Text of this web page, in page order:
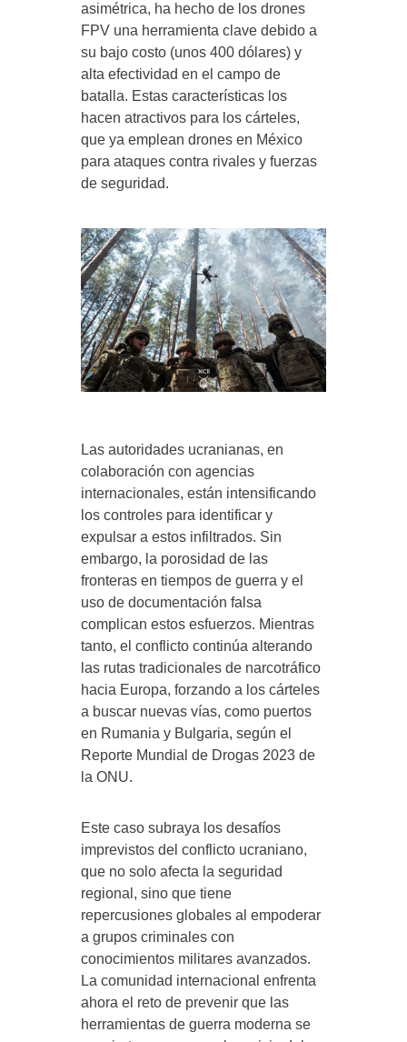
asimétrica, ha hecho de los drones
FPV una herramienta clave debido a
su bajo costo (unos 400 dólares) y
alta efectividad en el campo de
batalla. Estas características los
hacen atractivos para los cárteles,
que ya emplean drones en México
para ataques contra rivales y fuerzas
de seguridad.
Las autoridades ucranianas, en
colaboración con agencias
internacionales, están intensificando
los controles para identificar y
expulsar a estos infiltrados. Sin
embargo, la porosidad de las
fronteras en tiempos de guerra y el
uso de documentación falsa
complican estos esfuerzos. Mientras
tanto, el conflicto continúa alterando
las rutas tradicionales de narcotráfico
hacia Europa, forzando a los cárteles
a buscar nuevas vías, como puertos
en Rumania y Bulgaria, según el
Reporte Mundial de Drogas 2023 de
la ONU.
Este caso subraya los desafíos
imprevistos del conflicto ucraniano,
que no solo afecta la seguridad
regional, sino que tiene
repercusiones globales al empoderar
a grupos criminales con
conocimientos militares avanzados.
La comunidad internacional enfrenta
ahora el reto de prevenir que las
herramientas de guerra moderna se